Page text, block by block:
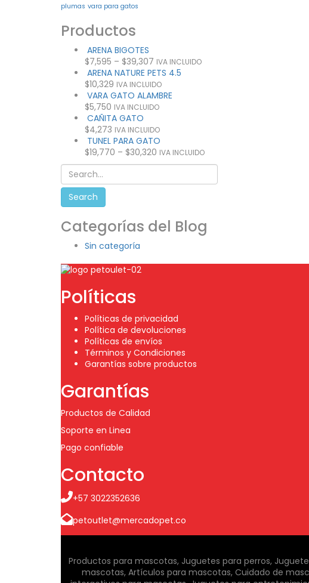
plumas vara para gatos
Productos
ARENA BIGOTES
$7,595 – $39,307 IVA INCLUIDO
ARENA NATURE PETS 4.5
$10,329 IVA INCLUIDO
VARA GATO ALAMBRE
$5,750 IVA INCLUIDO
CAÑITA GATO
$4,273 IVA INCLUIDO
TUNEL PARA GATO
$19,770 – $30,320 IVA INCLUIDO
Categorías del Blog
Sin categoría
Políticas
Políticas de privacidad
Política de devoluciones
Políticas de envíos
Términos y Condiciones
Garantías sobre productos
Garantías
Productos de Calidad
Soporte en Linea
Pago confiable
Contacto
+57 3022352636
petoutlet@mercadopet.co
Productos para mascotas, Juguetes para perros,
mascotas, Artículos para mascotas, Cuidado de